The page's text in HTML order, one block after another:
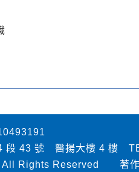
段 43 號 醫揚大樓 4 樓
Reserved 著